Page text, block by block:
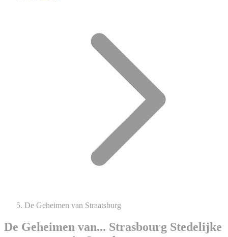
De Geheimen van Straatsburg
De Geheimen van... Strasbourg Stedelijke